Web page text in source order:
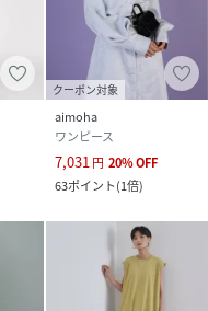
クーポン対象
aimoha
ワンピース
7,031円 20%OFF
63ポイント(1倍)